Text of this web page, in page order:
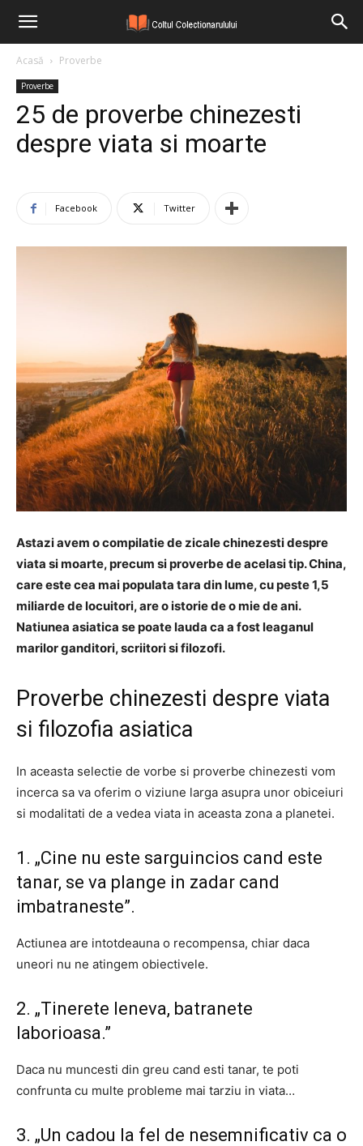
Acasă Proverbe
Proverbe
25 de proverbe chinezesti
despre viata si moarte
Facebook Twitter
Astazi avem o compilatie de zicale chinezesti despre
viata si moarte, precum si proverbe de acelasi tip. China,
care este cea mai populata tara din lume, cu peste 1,5
miliarde de locuitori, are o istorie de o mie de ani.
Natiunea asiatica se poate lauda ca a fost leaganul
marilor ganditori, scriitori si filozofi.
Proverbe chinezesti despre viata
si filozofia asiatica
In aceasta selectie de vorbe si proverbe chinezesti vom
incerca sa va oferim o viziune larga asupra unor obiceiuri
si modalitati de a vedea viata in aceasta zona a planetei.
1. „Cine nu este sarguincios cand este
tanar, se va plange in zadar cand
imbatraneste”.
Actiunea are intotdeauna o recompensa, chiar daca
uneori nu ne atingem obiectivele.
2. „Tinerete leneva, batranete
laborioasa.”
Daca nu muncesti din greu cand esti tanar, te poti
confrunta cu multe probleme mai tarziu in viata…
3. „Un cadou la fel de nesemnificativ ca o